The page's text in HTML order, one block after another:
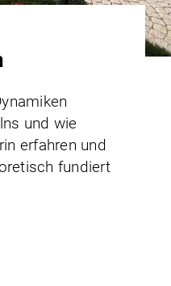
und wie
erfahren und
fundiert